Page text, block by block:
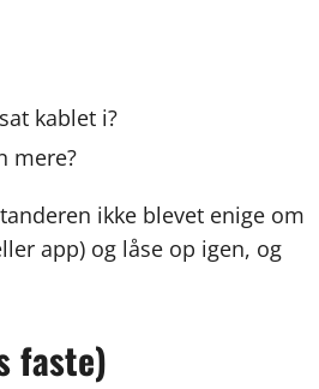
kablet i?
mere?
ikke blevet enige om
app) og låse op igen, og
faste)